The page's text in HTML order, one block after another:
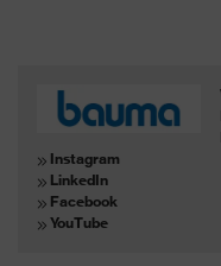
Instagram
LinkedIn
Facebook
YouTube